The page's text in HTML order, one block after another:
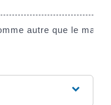
autre que le mari